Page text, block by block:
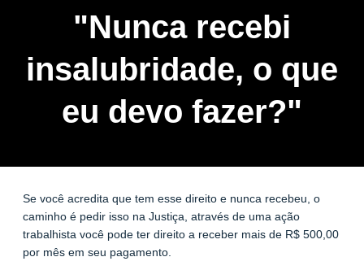
"Nunca recebi
insalubridade, o que
eu devo fazer?"
Se você acredita que tem esse direito e nunca recebeu, o
caminho é pedir isso na Justiça, através de uma ação
trabalhista você pode ter direito a receber mais de R$ 500,00
por mês em seu pagamento.